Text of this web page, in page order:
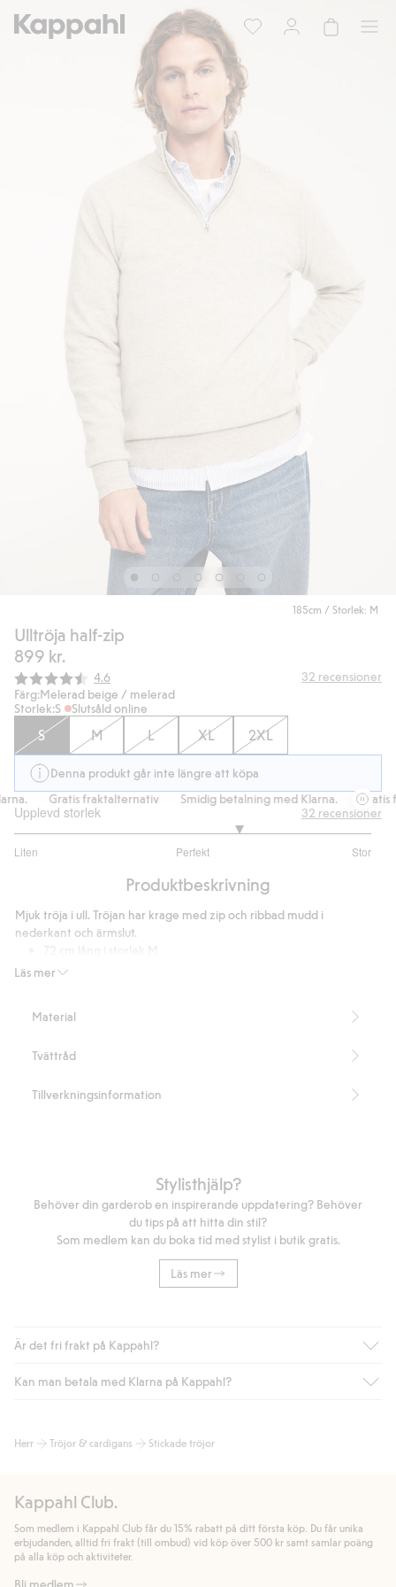
185cm / Storlek: M
Ulltröja half-zip
899 kr.
Snittbetyg:
4.6 32 recensioner
Färg:Melerad beige / melerad
Storlek:S Slutsåld online
S M L XL 2XL
Denna produkt går inte längre att köpa
Gratis fraktalternativ Smidig betalning med Klarna. Gratis
Upplevd storlek
Liten Perfekt Stor
utav
27
betyg
32 recensioner
Produktbeskrivning
Läs mer
Mjuk tröja i ull. Tröjan har krage med zip och ribbad mudd i
nederkant och ärmslut.
Innehåller 100% certifierad ull.
Material
Tvättråd
Tillverkningsinformation
Stylisthjälp?
Behöver din garderob en inspirerande uppdatering? Behöver
du tips på att hitta din stil?
Som medlem kan du boka tid med stylist i butik gratis.
Läs mer
Är det fri frakt på Kappahl?
Är du medlem i Kappahl Club har du alltid gratis frakt till butik
automatik efter du loggat in och identifierats som medlem.
handlar för.
Läs mer
Kan man betala med Klarna på Kappahl?
bland annat faktura och swish men även andra betalningssätt.
allmänna villkor.
Läs mer
Herr Tröjor & cardigans Stickade tröjor
Kappahl Club.
Som medlem i Kappahl Club får du 15% rabatt på ditt första köp. Du får unika
erbjudanden, alltid fri frakt (till ombud) vid köp över 500 kr samt samlar poäng
på alla köp och aktiviteter.
Bli medlem